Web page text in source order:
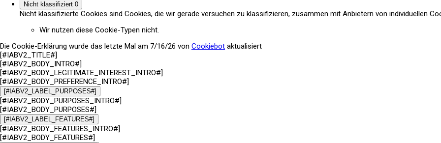
Nicht klassifiziert 0
Nicht klassifizierte Cookies sind Cookies, die wir gerade versuchen zu klassifizieren, zusammen mit Anbietern von individuellen
Wir nutzen diese Cookie-Typen nicht.
Die Cookie-Erklärung wurde das letzte Mal am 7/16/26 von Cookiebot aktualisiert
[#IABV2_TITLE#]
[#IABV2_BODY_INTRO#]
[#IABV2_BODY_LEGITIMATE_INTEREST_INTRO#]
[#IABV2_BODY_PREFERENCE_INTRO#]
[#IABV2_LABEL_PURPOSES#]
[#IABV2_BODY_PURPOSES_INTRO#]
[#IABV2_BODY_PURPOSES#]
[#IABV2_LABEL_FEATURES#]
[#IABV2_BODY_FEATURES_INTRO#]
[#IABV2_BODY_FEATURES#]